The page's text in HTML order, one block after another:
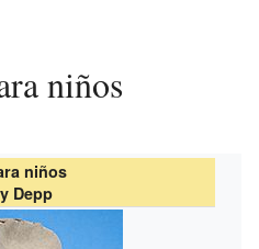
niños
niños
Depp